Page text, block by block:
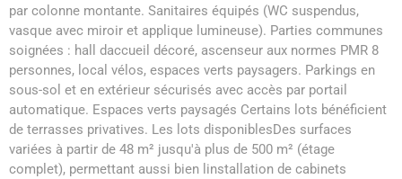
par colonne montante. Sanitaires équipés (WC suspendus,
vasque avec miroir et applique lumineuse). Parties communes
soignées : hall daccueil décoré, ascenseur aux normes PMR 8
personnes, local vélos, espaces verts paysagers. Parkings en
sous-sol et en extérieur sécurisés avec accès par portail
automatique. Espaces verts paysagés Certains lots bénéficient
de terrasses privatives. Les lots disponiblesDes surfaces
variées à partir de 48 m² jusqu'à plus de 500 m² (étage
complet), permettant aussi bien linstallation de cabinets